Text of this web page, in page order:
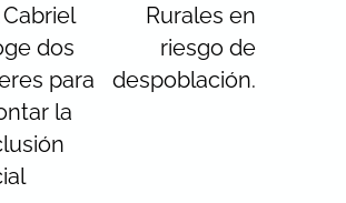
dos
para
la
Rurales en
riesgo de
despoblación.